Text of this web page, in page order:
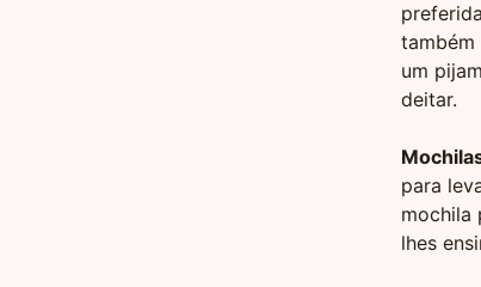
também
um
deitar.
para
mochila
lhes